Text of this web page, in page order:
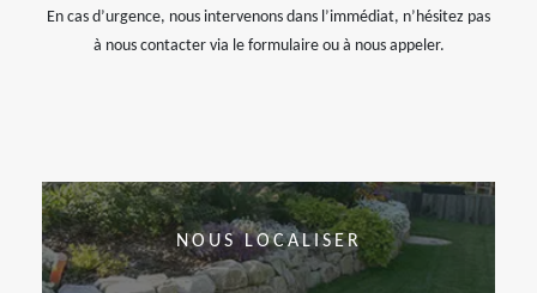
En cas d’urgence, nous intervenons dans l’immédiat, n’hésitez pas
à nous contacter via le formulaire ou à nous appeler.
NOUS LOCALISER